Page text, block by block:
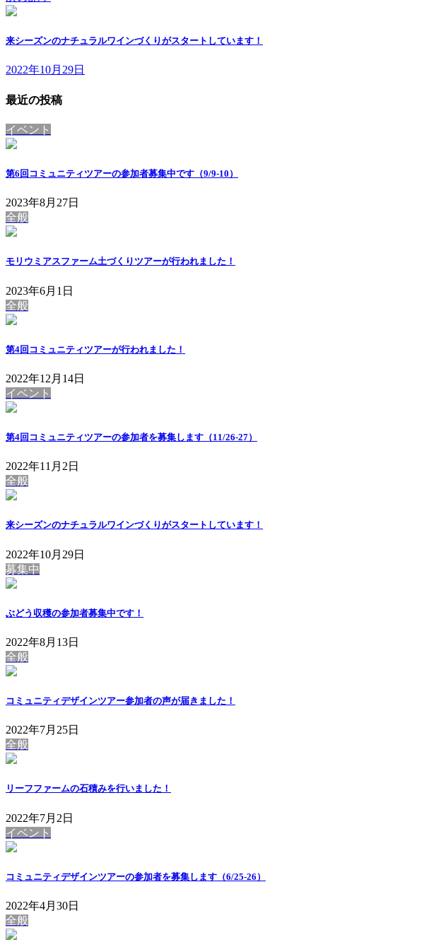
来シーズンのナチュラルワインづくりがスタートしています！
2022年10月29日
最近の投稿
イベント
第6回コミュニティツアーの参加者募集中です（9/9-10）
2023年8月27日
全般
モリウミアスファーム土づくりツアーが行われました！
2023年6月1日
全般
第4回コミュニティツアーが行われました！
2022年12月14日
イベント
第4回コミュニティツアーの参加者を募集します（11/26-27）
2022年11月2日
全般
来シーズンのナチュラルワインづくりがスタートしています！
2022年10月29日
募集中
ぶどう収穫の参加者募集中です！
2022年8月13日
全般
コミュニティデザインツアー参加者の声が届きました！
2022年7月25日
全般
リーフファームの石積みを行いました！
2022年7月2日
イベント
コミュニティデザインツアーの参加者を募集します（6/25-26）
2022年4月30日
全般